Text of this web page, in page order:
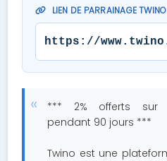
LIEN DE PARRAINAGE TWINO
https://
*** 2% offerts sur
pendant 90 jours ***
Twino est une